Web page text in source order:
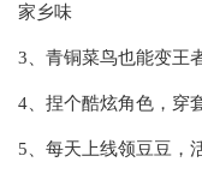
家乡味
3、青铜菜鸟也能变王
4、捏个酷炫角色，穿
5、每天上线领豆豆，